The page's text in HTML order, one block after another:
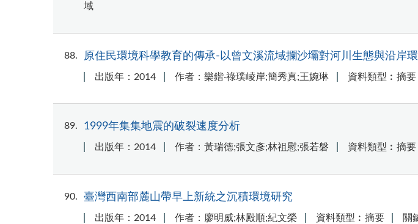
域
88 原住民環境科學教育的傳承-以曾文溪流域攔沙壩對河川生態與沿岸
出版年：2014 作者：樂鍇‧祿璞崚岸;簡秀真;王婉琳 資料類型︰摘要
89 1999年集集地震的破裂速度分析
出版年：2014 作者：黃瑞德;張文彥;林祖慰;張若磐 資料類型︰摘要
90 臺灣西南部麓山帶早上新統之沉積環境研究
出版年：2014 作者：廖明威;林殿順;紀文榮 資料類型︰摘要 關